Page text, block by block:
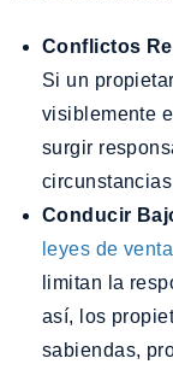
Conflictos
Si un
visiblemente
surgir
Conducir
leyes de
limitan la
así, los
sabiendas,